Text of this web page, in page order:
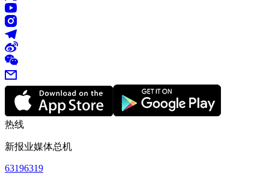
热线
新报业媒体总机
63196319